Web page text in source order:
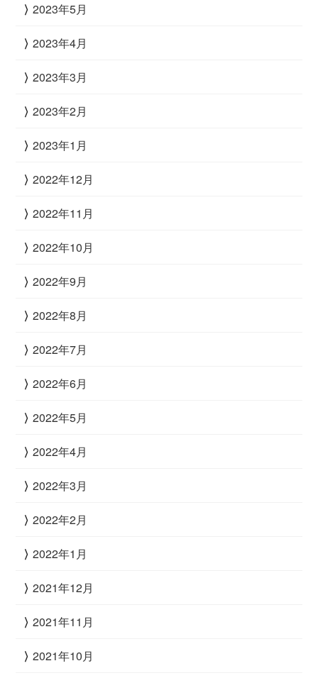
2023年5月
2023年4月
2023年3月
2023年2月
2023年1月
2022年12月
2022年11月
2022年10月
2022年9月
2022年8月
2022年7月
2022年6月
2022年5月
2022年4月
2022年3月
2022年2月
2022年1月
2021年12月
2021年11月
2021年10月